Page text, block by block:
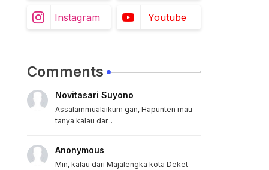
Instagram Youtube
Comments
Novitasari Suyono
Assalammualaikum gan, Hapunten mau
tanya kalau dar...
Anonymous
Min, kalau dari Majalengka kota Deket